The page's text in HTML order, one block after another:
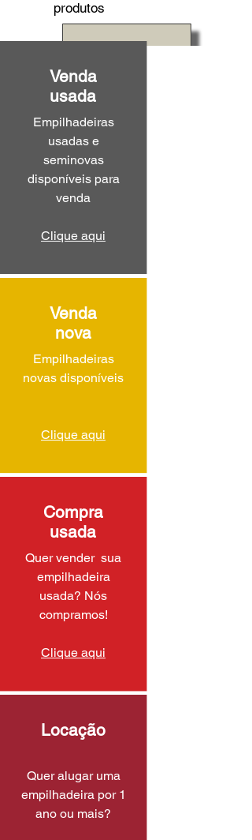
produtos
Venda
usada
Empilhadeiras
usadas e
seminovas
disponíveis para
venda
Clique aqui
Venda
nova
Empilhadeiras
novas disponíveis
Clique aqui
Compra
usada
Quer vender sua
empilhadeira
usada? Nós
compramos!
Clique aqui
Locação
Quer alugar uma
empilhadeira por 1
ano ou mais?